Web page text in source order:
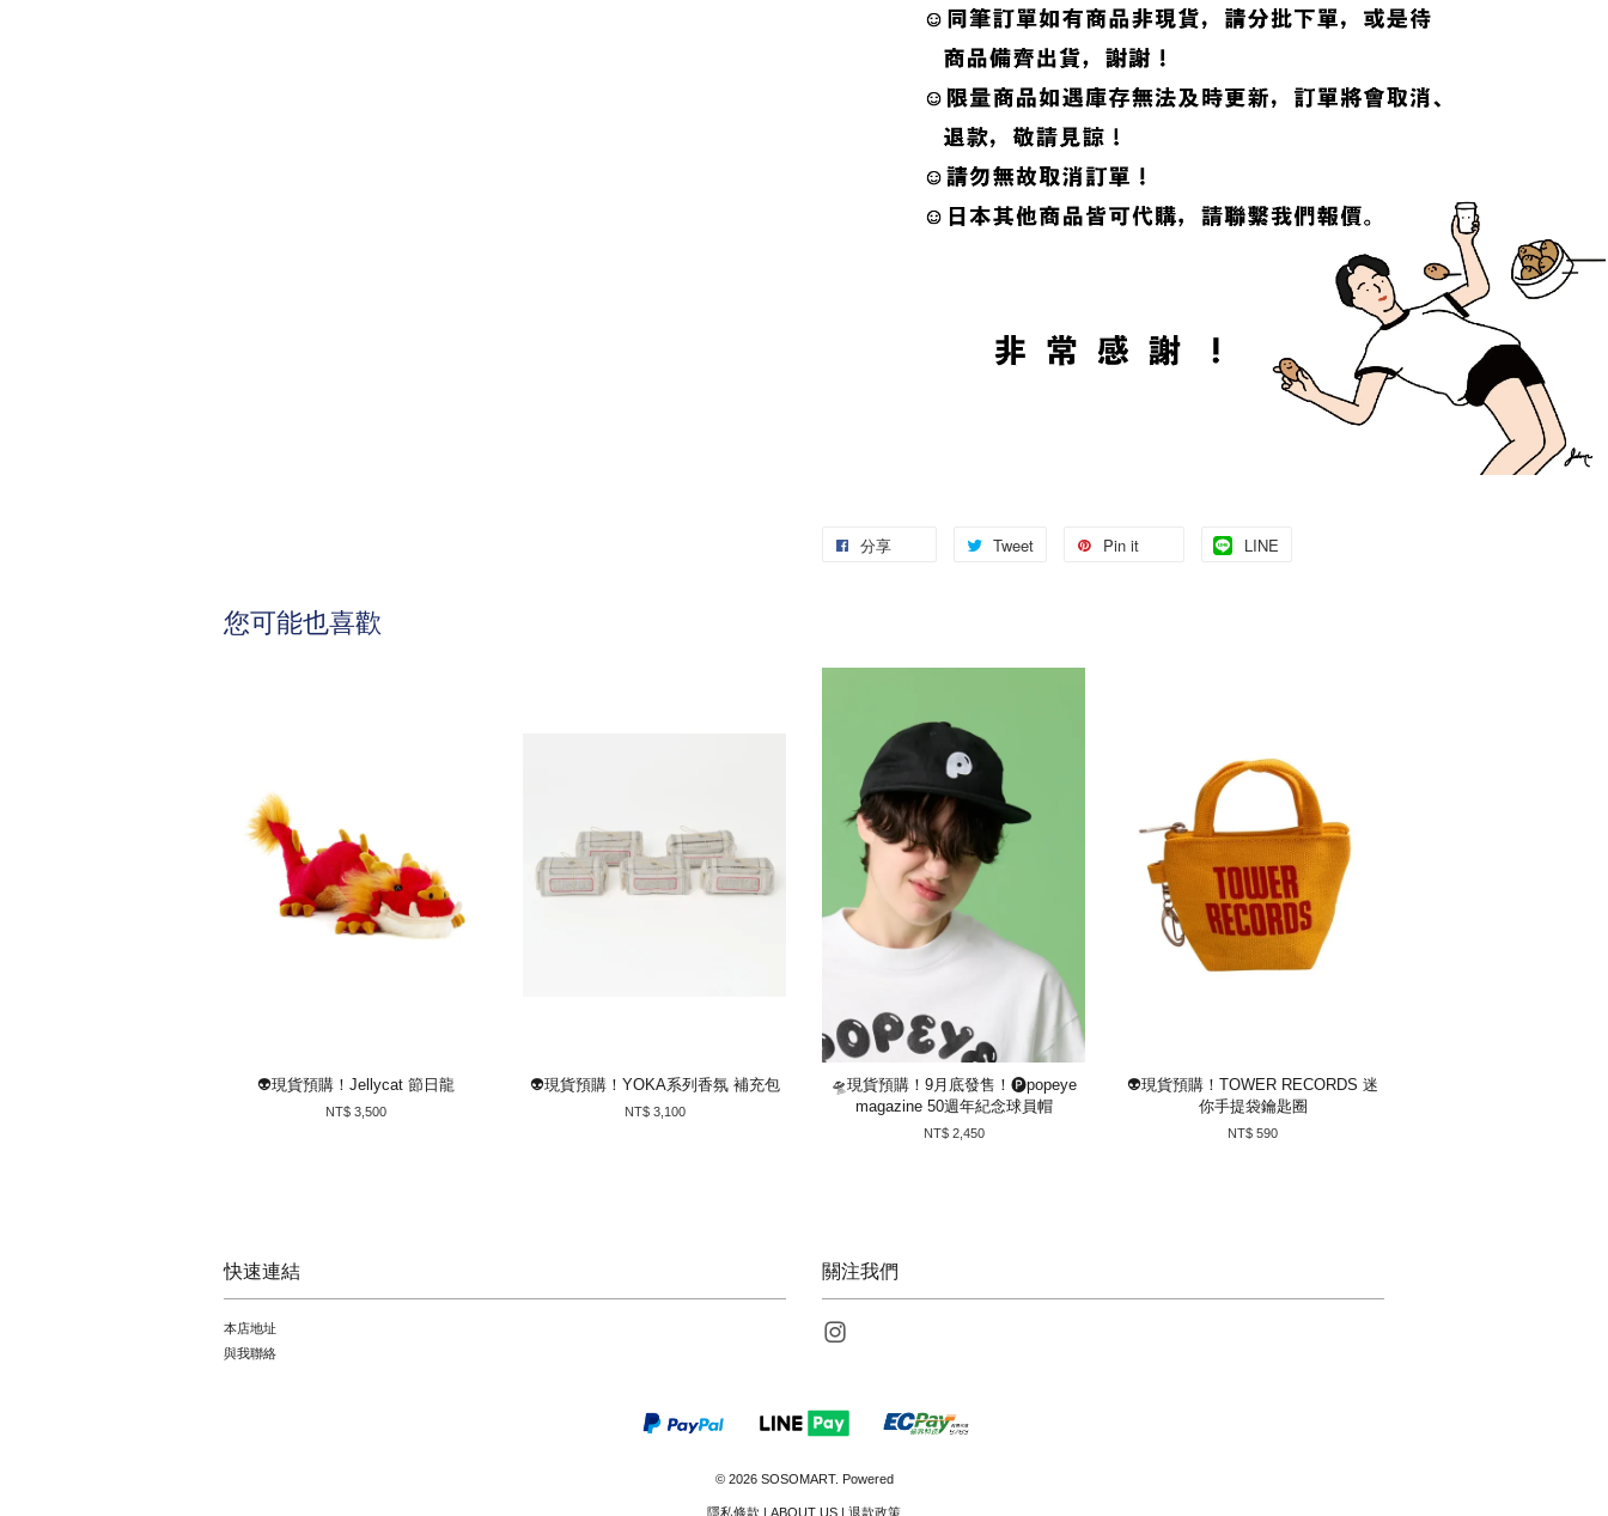
分享 Tweet Pin it LINE
您可能也喜歡
👽現貨預購！Jellycat 節日龍
NT$ 3,500
👽現貨預購！YOKA系列香氛 補充包
NT$ 3,100
🛸現貨預購！9月底發售！🅟popeye
magazine 50週年紀念球員帽
NT$ 2,450
👽現貨預購！TOWER RECORDS 迷
你手提袋鑰匙圈
NT$ 590
快速連結
本店地址
與我聯絡
關注我們
© 2026 SOSOMART. Powered
隱私條款 | ABOUT US | 退款政策